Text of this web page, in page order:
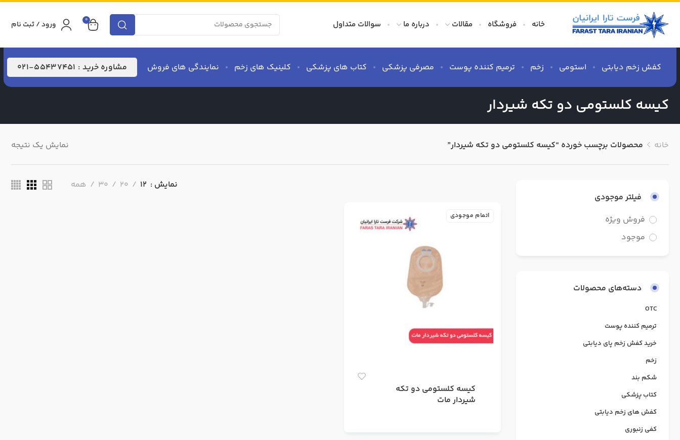
خانه فروشگاه مقالات درباره ما سوالات متداول 0 ورود / ثبت نام
کفش‌ زخم دیابتی استومی زخم ترمیم کننده پوست مصرفی پزشکی کتاب های پزشکی کلینیک های زخم نمایندگی های فروش مشاوره خرید : 55437451-021
کیسه کلستومی دو تکه شیردار
خانه محصولات برچسب خورده “کیسه کلستومی دو تکه شیردار” نمایش یک نتیجه
فیلتر موجودی
فروش ویژه
موجود
دسته‌های محصولات
OTC
ترمیم کننده پوست
خرید کفش‌ زخم پای دیابتی
زخم
شکم بند
کتاب پزشکی
کفش های زخم دیابتی
کفی زنبوری
نمایش 12
20
30 همه
اتمام موجودی
کیسه کلستومی دو تکه
شیردار مات